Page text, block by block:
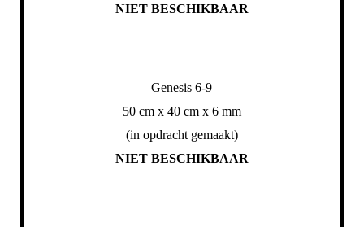
NIET BESCHIKBAAR
Genesis 6-9
50 cm x 40 cm x 6 mm
(in opdracht gemaakt)
NIET BESCHIKBAAR